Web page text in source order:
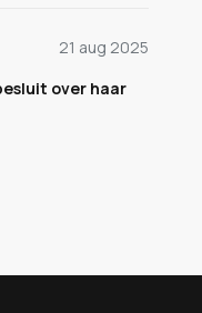
21 aug 2025
over haar